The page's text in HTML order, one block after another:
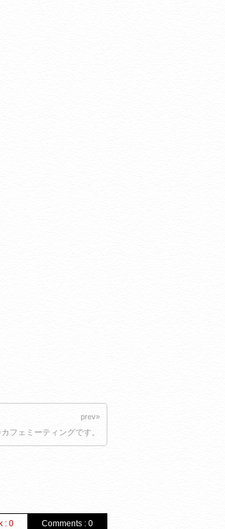
prev»
フェミーティングです。
Comments : 0
: 0